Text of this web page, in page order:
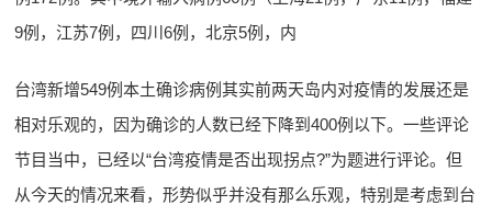
9例，江苏7例，四川6例，北京5例，内
台湾新增549例本土确诊病例其实前两天岛内对疫情的发展还是
相对乐观的，因为确诊的人数已经下降到400例以下。一些评论
节目当中，已经以“台湾疫情是否出现拐点?”为题进行评论。但
从今天的情况来看，形势似乎并没有那么乐观，特别是考虑到台